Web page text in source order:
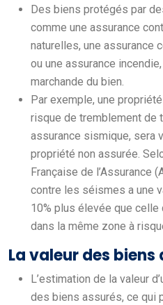
Des biens protégés par
comme une assurance
naturelles, une assurance
ou une assurance
marchande du bien.
Par exemple, une
risque de tremblement de
assurance sismique, sera
propriété non assurée.
Française de l’Assurance
contre les séismes a une
10% plus élevée que celle
dans la même zone à
La valeur des biens
L’estimation de la valeur
des biens assurés, ce qui